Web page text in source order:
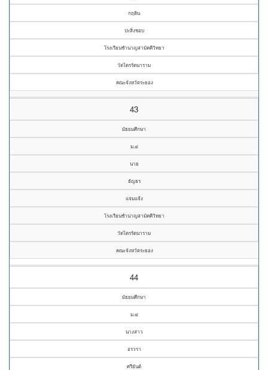
กฤติน
ปะสิ่งชอบ
โรงเรียนชำนาญสามัคคีวิทยา
วัดไตรรัตนาราม
คณะจังหวัดระยอง
43
มัธยมศึกษา
ม.๔
นาย
ธัญธร
แจ่มแจ้ง
โรงเรียนชำนาญสามัคคีวิทยา
วัดไตรรัตนาราม
คณะจังหวัดระยอง
44
มัธยมศึกษา
ม.๔
นางสาว
อรวรา
ศรียันต์